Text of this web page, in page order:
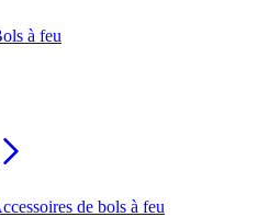
à feu
de bols à feu